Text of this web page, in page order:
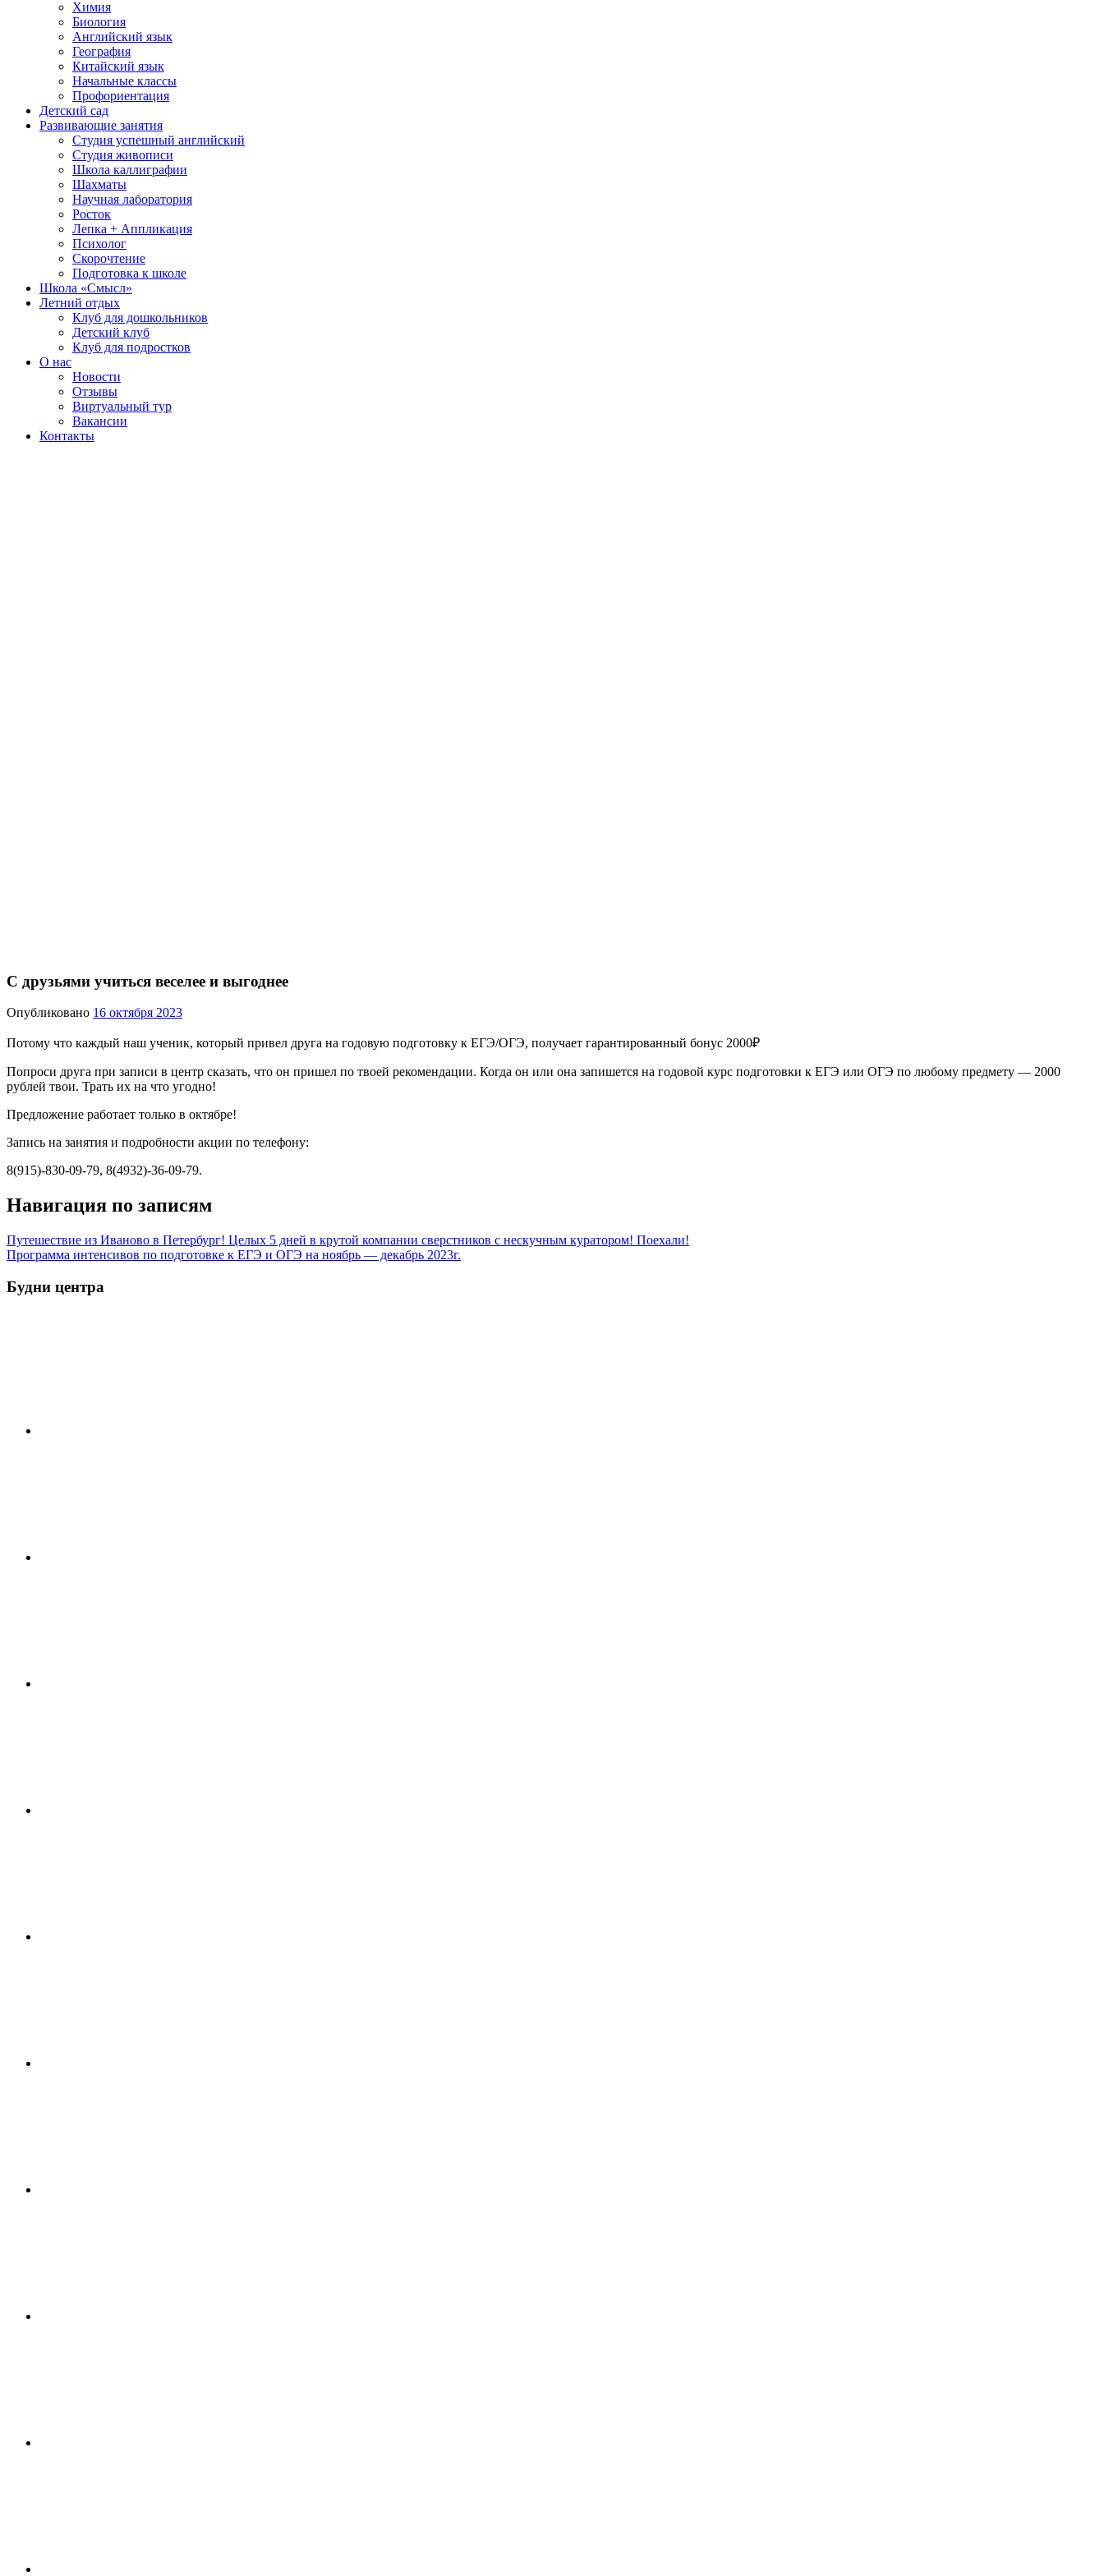
Химия
Биология
Английский язык
География
Китайский язык
Начальные классы
Профориентация
Детский сад
Развивающие занятия
Студия успешный английский
Студия живописи
Школа каллиграфии
Шахматы
Научная лаборатория
Росток
Лепка + Аппликация
Психолог
Скорочтение
Подготовка к школе
Школа «Смысл»
Летний отдых
Клуб для дошкольников
Детский клуб
Клуб для подростков
О нас
Новости
Отзывы
Виртуальный тур
Вакансии
Контакты
С друзьями учиться веселее и выгоднее
Опубликовано 16 октября 2023
Потому что каждый наш ученик, который привел друга на годовую подготовку к ЕГЭ/ОГЭ, получает гарантированный бонус 2000₽
Попроси друга при записи в центр сказать, что он пришел по твоей рекомендации. Когда он или она запишется на годовой курс подготовки к ЕГЭ или ОГЭ по любому предмету — 2000
рублей твои. Трать их на что угодно!
Предложение работает только в октябре!
Запись на занятия и подробности акции по телефону:
8(915)-830-09-79, 8(4932)-36-09-79.
Навигация по записям
Путешествие из Иваново в Петербург! Целых 5 дней в крутой компании сверстников с нескучным куратором! Поехали!
Программа интенсивов по подготовке к ЕГЭ и ОГЭ на ноябрь — декабрь 2023г.
Будни центра